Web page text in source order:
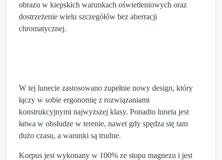
obrazu w kiepskich warunkach oświetleniowych oraz
dostrzeżenie wielu szczegółów bez aberracji
chromatycznej.
W tej lunecie zastosowano zupełnie nowy design, który
łączy w sobie ergonomię z rozwiązaniami
konstrukcyjnymi najwyższej klasy. Ponadto luneta jest
łatwa w obsłudze w terenie, nawet gdy spędza się tam
dużo czasu, a warunki są trudne.
Korpus jest wykonany w 100% ze stopu magnezu i jest